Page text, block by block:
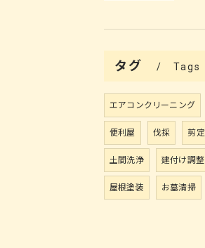
タグ Tags
エアコンクリーニング
便利屋 伐採 剪定
土間洗浄 建付け調整
屋根塗装 お墓清掃